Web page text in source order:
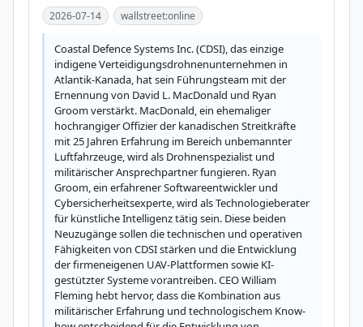
2026-07-14 wallstreet:online
Coastal Defence Systems Inc. (CDSI), das einzige
indigene Verteidigungsdrohnenunternehmen in
Atlantik-Kanada, hat sein Führungsteam mit der
Ernennung von David L. MacDonald und Ryan
Groom verstärkt. MacDonald, ein ehemaliger
hochrangiger Offizier der kanadischen Streitkräfte
mit 25 Jahren Erfahrung im Bereich unbemannter
Luftfahrzeuge, wird als Drohnenspezialist und
militärischer Ansprechpartner fungieren. Ryan
Groom, ein erfahrener Softwareentwickler und
Cybersicherheitsexperte, wird als Technologieberater
für künstliche Intelligenz tätig sein. Diese beiden
Neuzugänge sollen die technischen und operativen
Fähigkeiten von CDSI stärken und die Entwicklung
der firmeneigenen UAV-Plattformen sowie KI-
gestützter Systeme vorantreiben. CEO William
Fleming hebt hervor, dass die Kombination aus
militärischer Erfahrung und technologischem Know-